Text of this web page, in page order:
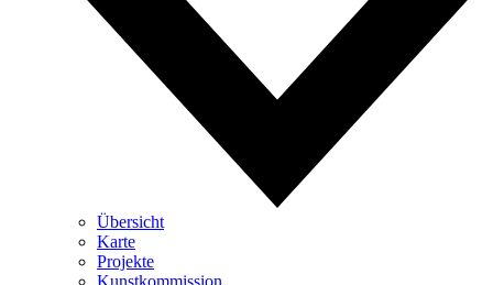
Übersicht
Karte
Projekte
Kunstkommission